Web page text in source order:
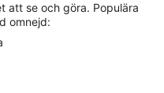
att se och göra. Populära
omnejd: